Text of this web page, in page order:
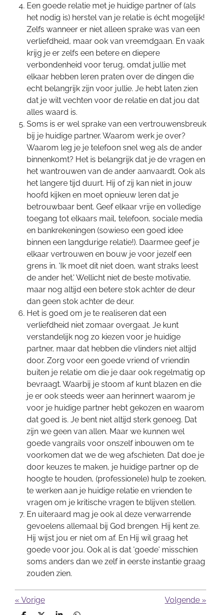
Een goede relatie met je huidige partner of (als
het nodig is) herstel van je relatie is écht mogelijk!
Zelfs wanneer er niet alleen sprake was van een
verliefdheid, maar ook van vreemdgaan. En vaak
krijg je er zelfs een betere en diepere
verbondenheid voor terug, omdat jullie met
elkaar hebben leren praten over de dingen die
echt belangrijk zijn voor jullie. Je hebt laten zien
dat je wilt vechten voor de relatie en dat jou dat
alles waard is.
Soms is er wel sprake van een vertrouwensbreuk
bij je huidige partner. Waarom werk je over?
Waarom leg je je telefoon snel weg als de ander
binnenkomt? Het is belangrijk dat je de vragen en
het wantrouwen van de ander aanvaardt. Ook als
het langere tijd duurt. Hij of zij kan niet in jouw
hoofd kijken en moet opnieuw leren dat je
betrouwbaar bent. Geef elkaar vrije en volledige
toegang tot elkaars mail, telefoon, sociale media
en bankrekeningen (sowieso een goed idee
binnen een langdurige relatie!). Daarmee geef je
elkaar vertrouwen en bouw je voor jezelf een
grens in. 'Ik moet dit niet doen, want straks leest
de ander het.' Wellicht niet de beste motivatie,
maar nog altijd een betere stok achter de deur
dan geen stok achter de deur.
Het is goed om je te realiseren dat een
verliefdheid niet zomaar overgaat. Je kunt
verstandelijk nog zo kiezen voor je huidige
partner, maar dat hebben die vlinders niet altijd
door. Zorg voor een goede vriend of vriendin
buiten je relatie om die je daar ook regelmatig op
bevraagt. Waarbij je stoom af kunt blazen en die
je er ook steeds weer aan herinnert waarom je
voor je huidige partner hebt gekozen en waarom
dat goed is. Je bent niet altijd sterk genoeg. Dat
zijn we geen van allen. Maar we kunnen wel
goede vangrails voor onszelf inbouwen om te
voorkomen dat we de weg afschieten. Dat doe je
door keuzes te maken, je huidige partner op de
hoogte te houden, (professionele) hulp te zoeken,
te werken aan je huidige relatie en vrienden te
vragen om je kritische vragen te blijven stellen.
En uiteraard mag je ook al deze verwarrende
gevoelens allemaal bij God brengen. Hij kent ze.
Hij wijst jou er niet om af. En Hij wil graag het
goede voor jou. Ook al is dat 'goede' misschien
soms anders dan we zelf in eerste instantie graag
zouden zien.
« Vorige Volgende »